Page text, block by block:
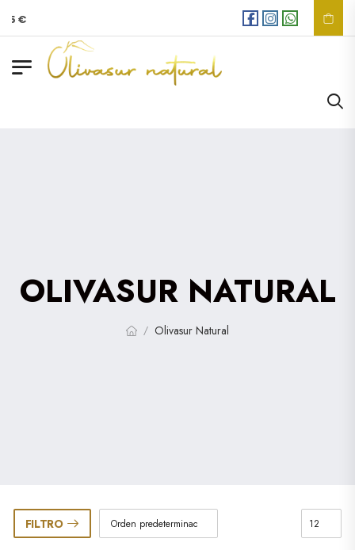
€
OLIVASUR NATURAL
/ Olivasur Natural
FILTRO